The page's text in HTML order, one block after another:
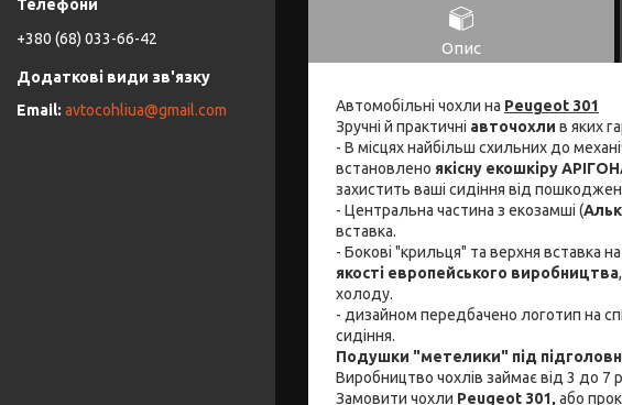
Опис
Автомобільні чохли на Peugeot 301
Зручні й практичні авточохли в яких
- В місцях найбільш схильних до
встановлено якісну екошкіру
захистить ваші сидіння від
- Центральна частина з екозамші (
вставка.
- Бокові "крильця" та верхня вставка
якості европейського виробництва
холоду.
- дизайном передбачено логотип на
сидіння.
Подушки "метелики" під
Виробництво чохлів займає від 3 до 7
Замовити чохли Peugeot 301, або
+380 (68) 033-66-42
avtocohliua@gmail.com